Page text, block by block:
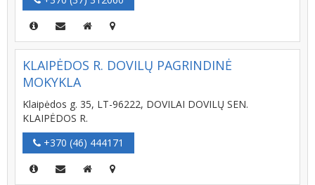
KLAIPĖDOS R. DOVILŲ PAGRINDINĖ
MOKYKLA
Klaipėdos g. 35, LT-96222, DOVILAI DOVILŲ SEN.
KLAIPĖDOS R.
+370 (46) 444171